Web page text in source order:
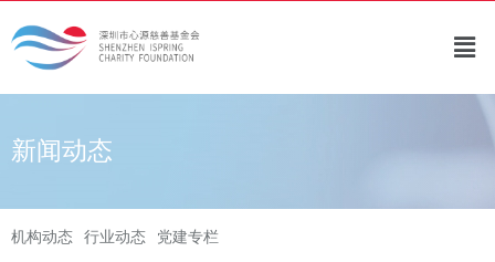
新闻动态
机构动态 行业动态 党建专栏